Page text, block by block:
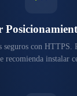
con HTTPS.
recomienda instalar